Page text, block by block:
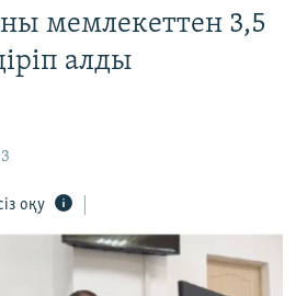
мемлекеттен 3,5
алды
оқу